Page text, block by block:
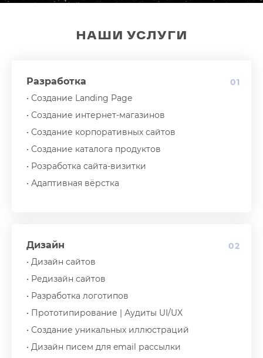
НАШИ УСЛУГИ
01
Разработка
• Создание Landing Page
• Создание интернет-магазинов
• Создание корпоративных сайтов
• Создание каталога продуктов
• Розработка сайта-визитки
• Адаптивная вёрстка
02
Дизайн
• Дизайн сайтов
• Редизайн сайтов
• Разработка логотипов
• Прототипирование | Аудиты UI/UX
• Создание уникальных иллюстраций
• Дизайн писем для email рассылки